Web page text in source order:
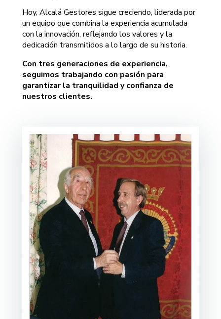
Hoy, Alcalá Gestores sigue creciendo, liderada por
un equipo que combina la experiencia acumulada
con la innovación, reflejando los valores y la
dedicación transmitidos a lo largo de su historia.
Con tres generaciones de experiencia,
seguimos trabajando con pasión para
garantizar la tranquilidad y confianza de
nuestros clientes.